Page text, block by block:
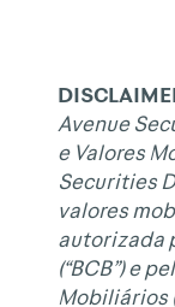
Avenue
e Valores
Securities
valores
autorizada
(“BCB”) e
Mobiliários